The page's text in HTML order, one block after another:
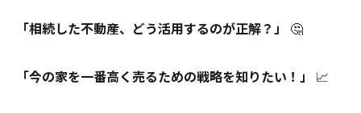
「相続した不動産、どう活用するのが正解？」 🤔
「今の家を一番高く売るための戦略を知りたい！」 📈